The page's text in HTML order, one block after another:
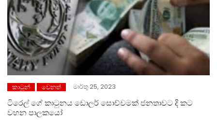
කාටූන් වෙනත් මාර්තු 25, 2023
ටිරෙල් ගේ කාටුනය ඩොලර් සොච්චමක් ජනතාවට දි කට
වහන පාලකයෝ